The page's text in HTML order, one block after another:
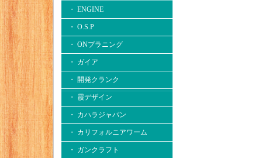
・ ENGINE
・ O.S.P
・ ONプラニング
・ ガイア
・ 開発クランク
・ 霞デザイン
・ カハラジャパン
・ カリフォルニアワーム
・ ガンクラフト